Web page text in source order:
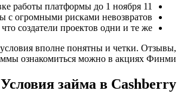
11 октября Артур Варданян объявил о приостановке работы платформы до 1 ноября.
огромными рисками невозвратов.
создатели проектов одни и те же.
условия вполне понятны и четки. Отзывы,
ознакомиться можно в акциях Финми.
Условия займа в Cashberry